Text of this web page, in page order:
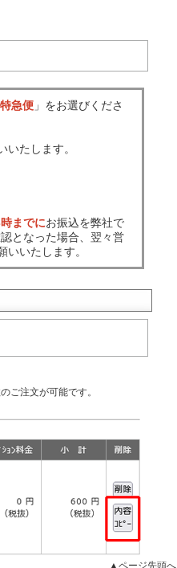
特急便 」をお選びくださ
たします。
までにお振込を弊社で
となった場合、翌々営
いたします。
ご注文が可能です。
▲ページ先頭へ